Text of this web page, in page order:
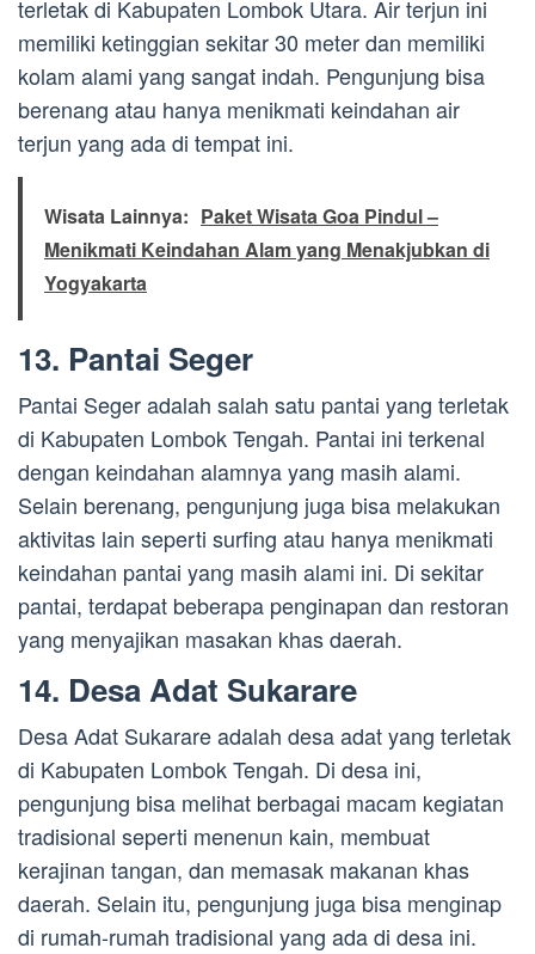
terletak di Kabupaten Lombok Utara. Air terjun ini
memiliki ketinggian sekitar 30 meter dan memiliki
kolam alami yang sangat indah. Pengunjung bisa
berenang atau hanya menikmati keindahan air
terjun yang ada di tempat ini.
Wisata Lainnya: Paket Wisata Goa Pindul –
Menikmati Keindahan Alam yang Menakjubkan di
Yogyakarta
13. Pantai Seger
Pantai Seger adalah salah satu pantai yang terletak
di Kabupaten Lombok Tengah. Pantai ini terkenal
dengan keindahan alamnya yang masih alami.
Selain berenang, pengunjung juga bisa melakukan
aktivitas lain seperti surfing atau hanya menikmati
keindahan pantai yang masih alami ini. Di sekitar
pantai, terdapat beberapa penginapan dan restoran
yang menyajikan masakan khas daerah.
14. Desa Adat Sukarare
Desa Adat Sukarare adalah desa adat yang terletak
di Kabupaten Lombok Tengah. Di desa ini,
pengunjung bisa melihat berbagai macam kegiatan
tradisional seperti menenun kain, membuat
kerajinan tangan, dan memasak makanan khas
daerah. Selain itu, pengunjung juga bisa menginap
di rumah-rumah tradisional yang ada di desa ini.